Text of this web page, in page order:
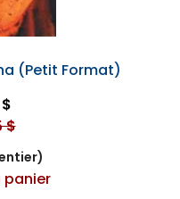
(Petit Format)
$
panier